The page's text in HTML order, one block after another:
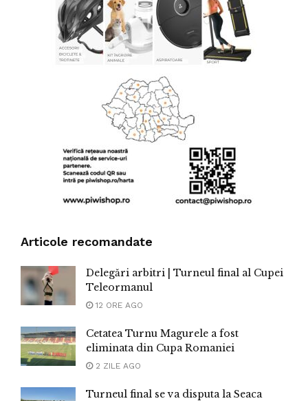
Articole recomandate
Delegări arbitri | Turneul final al Cupei
Teleormanul
12 ORE AGO
Cetatea Turnu Magurele a fost
eliminata din Cupa Romaniei
2 ZILE AGO
Turneul final se va disputa la Seaca